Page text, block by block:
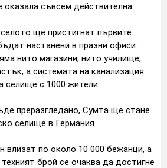
оказала съвсем действителна.
ще пристигнат първите
настанени в празни офиси.
нито магазини, нито училище,
а системата на канализация
селище с 1000 жители.
преразгледано, Сумта ще стане
селище в Германия.
влизат по около 10 000 бежанци, а
брой се очаква да достигне